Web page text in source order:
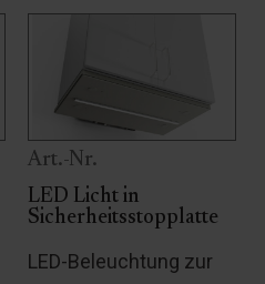
Art.-Nr.
LED Licht in
Sicherheitsstopplatte
LED-Beleuchtung zur